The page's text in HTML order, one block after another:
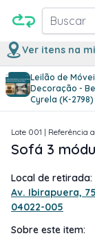
Buscar
Ver itens na
Leilão de
Decoração -
Cyrela (K-2798)
1/2
Lote 001 | Referência
Sofá 3
Local de retirada:
Av. Ibirapuera,
04022-005
Sobre este item: